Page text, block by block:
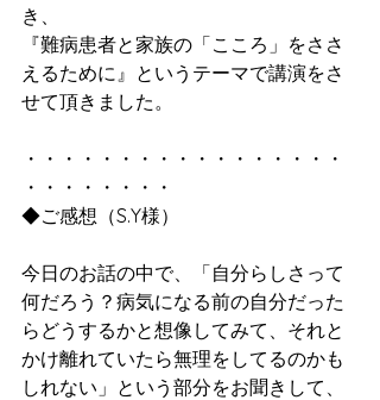
き、
『難病患者と家族の「こころ」をささ
えるために』というテーマで講演をさ
せて頂きました。
・・・・・・・・・・・・・・・・・
・・・・・・・・
◆ご感想（S.Y様）
今日のお話の中で、「自分らしさって
何だろう？病気になる前の自分だった
らどうするかと想像してみて、それと
かけ離れていたら無理をしてるのかも
しれない」という部分をお聞きして、